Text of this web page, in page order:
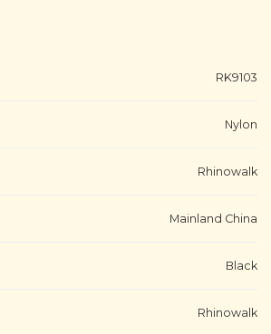
RK9103
Nylon
Rhinowalk
Mainland China
Black
Rhinowalk